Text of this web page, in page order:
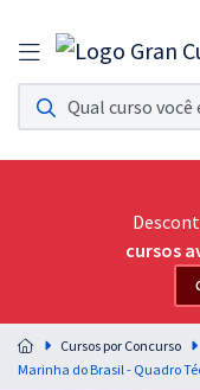
Assinatura
Acesso a todos os cursos.
Assinatura OAB
Acesso ilimitado a toda
Residências
Preparação completa e
residências em saúde do
cursos
Cursos por Concurso